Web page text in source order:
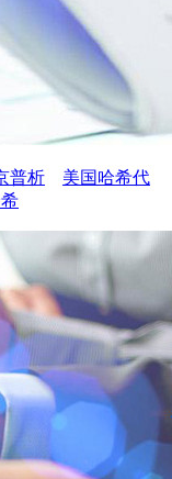
普析
美国哈希代